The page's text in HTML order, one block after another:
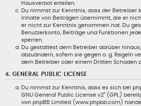
Hausverbot erteilen.
Du nimmst zur Kenntnis, dass der Betreiber
Inhalte von Beiträgen übernimmt, die er
er nicht zur Kenntnis genommen hat. Du
Benutzerkonto, Beiträge und Funktionen
sperren.
Du gestattest dem Betreiber darüber
abzuändern, sofern sie gegen o. g. Regeln
dem Betreiber oder einem Dritten Schaden
4. GENERAL PUBLIC LICENSE
Du nimmst zur Kenntnis, dass es sich bei
GNU General Public License v2“ (GPL)
von phpBB Limited (www.phpbb.com)